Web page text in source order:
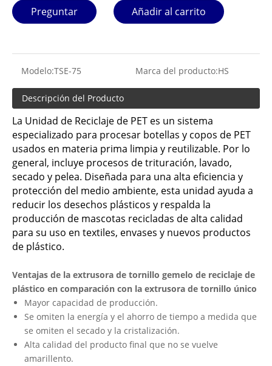
Preguntar Añadir al carrito
Modelo:TSE-75 Marca del producto:HS
Descripción del Producto
La Unidad de Reciclaje de PET es un sistema
especializado para procesar botellas y copos de PET
usados ​​en materia prima limpia y reutilizable. Por lo
general, incluye procesos de trituración, lavado,
secado y pelea. Diseñada para una alta eficiencia y
protección del medio ambiente, esta unidad ayuda a
reducir los desechos plásticos y respalda la
producción de mascotas recicladas de alta calidad
para su uso en textiles, envases y nuevos productos
de plástico.
Ventajas de la extrusora de tornillo gemelo de reciclaje de
plástico en comparación con la extrusora de tornillo único
Mayor capacidad de producción.
Se omiten la energía y el ahorro de tiempo a medida que
se omiten el secado y la cristalización.
Alta calidad del producto final que no se vuelve
amarillento.